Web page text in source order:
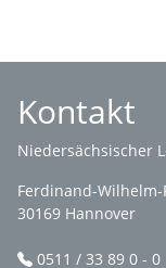
Kontakt
Niedersächsischer
Ferdinand-Wilhelm-
30169 Hannover
0511 / 33 89 0 - 0